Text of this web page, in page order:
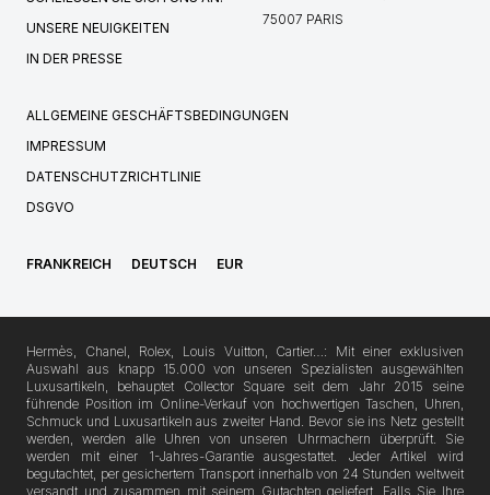
UNSERE NEUIGKEITEN
IN DER PRESSE
75007 PARIS
ALLGEMEINE GESCHÄFTSBEDINGUNGEN
IMPRESSUM
DATENSCHUTZRICHTLINIE
DSGVO
FRANKREICH DEUTSCH EUR
Hermès, Chanel, Rolex, Louis Vuitton, Cartier…: Mit einer exklusiven
Auswahl aus knapp 15.000 von unseren Spezialisten ausgewählten
Luxusartikeln, behauptet Collector Square seit dem Jahr 2015 seine
führende Position im Online-Verkauf von hochwertigen Taschen, Uhren,
Schmuck und Luxusartikeln aus zweiter Hand. Bevor sie ins Netz gestellt
werden, werden alle Uhren von unseren Uhrmachern überprüft. Sie
werden mit einer 1-Jahres-Garantie ausgestattet. Jeder Artikel wird
begutachtet, per gesichertem Transport innerhalb von 24 Stunden weltweit
versandt und zusammen mit seinem Gutachten geliefert. Falls Sie Ihre